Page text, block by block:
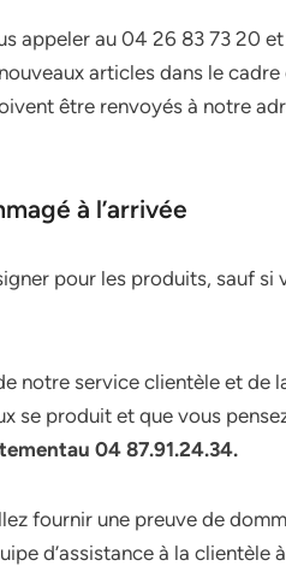
appeler au 04 26 83 73 20
articles dans le
être renvoyés à notre
à l’arrivée
pour les produits, sauf si
notre service clientèle et de
se produit et que vous
04 87.91.24.34.
fournir une preuve de
d’assistance à la clientèle